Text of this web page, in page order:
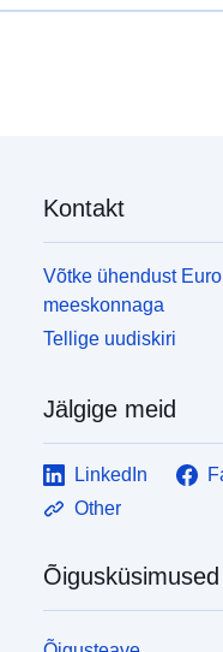
Kontakt
Võtke ühendust
meeskonnaga
Tellige uudiskiri
Jälgige meid
LinkedIn
Other
Õigusküsimused